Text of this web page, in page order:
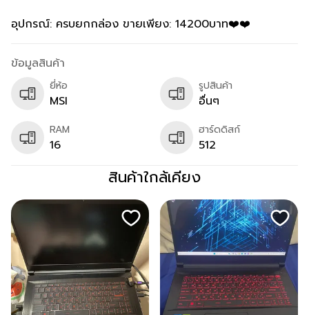
อุปกรณ์: ครบยกกล่อง ขายเพียง: 14200บาท❤️❤️
ข้อมูลสินค้า
ยี่ห้อ
MSI
รูปสินค้า
อื่นๆ
RAM
16
ฮาร์ดดิสก์
512
สินค้าใกล้เคียง